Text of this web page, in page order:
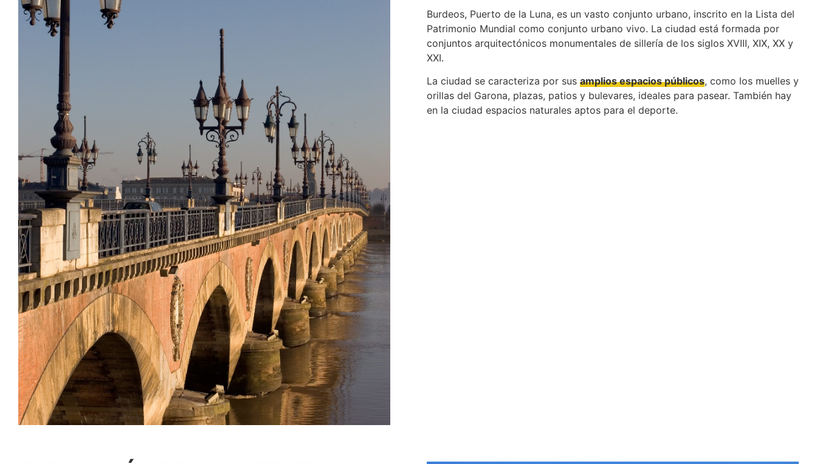
Burdeos, Puerto de la Luna, es un vasto conjunto urbano, inscrito en la Lista del
Patrimonio Mundial como conjunto urbano vivo. La ciudad está formada por
conjuntos arquitectónicos monumentales de sillería de los siglos XVIII, XIX, XX y
XXI.
La ciudad se caracteriza por sus amplios espacios públicos, como los muelles y
orillas del Garona, plazas, patios y bulevares, ideales para pasear. También hay
en la ciudad espacios naturales aptos para el deporte.